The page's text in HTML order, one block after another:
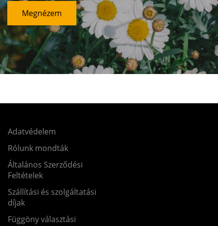
Megnézem
Adatvédelem
Rólunk mondták
Általános Szerződési
Feltételek
Szállítási és szolgáltatási
díjak
Függöny választási